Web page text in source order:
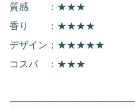
質感 ：★★★
香り ：★★★★
デザイン；★★★★★
コスパ ：★★★